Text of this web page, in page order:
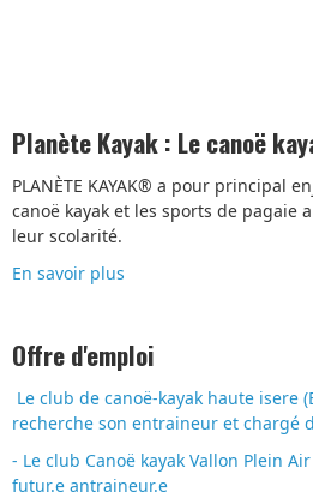
Planète Kayak : Le canoë
PLANÈTE KAYAK® a pour principal
canoë kayak et les sports de pagaie
leur scolarité.
En savoir plus
Offre d'emploi
Le club de canoë-kayak haute isere
recherche son entraineur et chargé
- Le club Canoë kayak Vallon Plein
futur.e antraineur.e